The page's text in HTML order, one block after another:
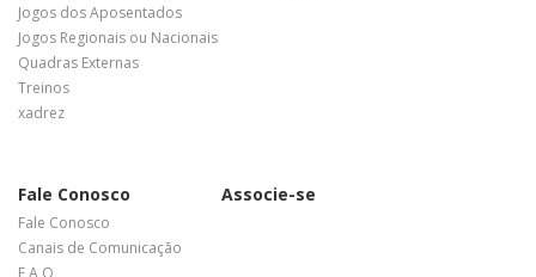
Jogos dos Aposentados
Jogos Regionais ou Nacionais
Quadras Externas
Treinos
xadrez
Fale Conosco
Fale Conosco
Canais de Comunicação
F A Q
Associe-se